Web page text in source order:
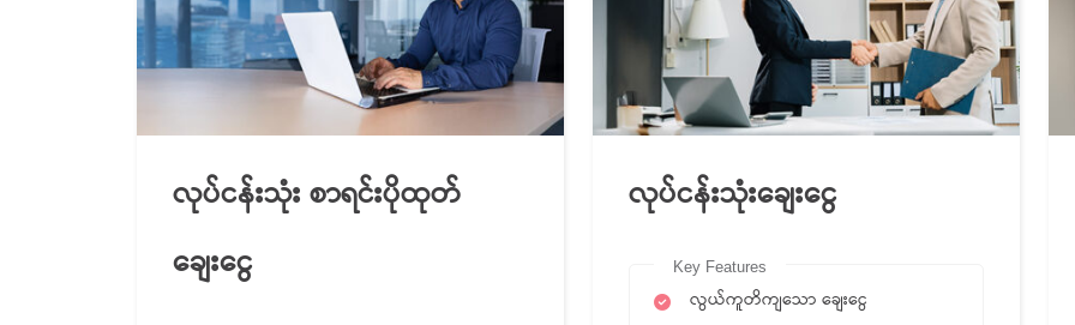
လုပ်ငန်းသုံး စာရင်းပိုထုတ်
ချေးငွေ
လုပ်ငန်းသုံးချေးငွေ
Key Features
လွယ်ကူတိကျသော ချေးငွေ